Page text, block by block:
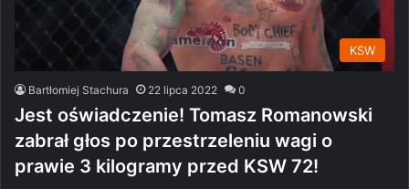
KSW
Bartłomiej Stachura 22 lipca 2022 0
Jest oświadczenie! Tomasz Romanowski
zabrał głos po przestrzeleniu wagi o
prawie 3 kilogramy przed KSW 72!